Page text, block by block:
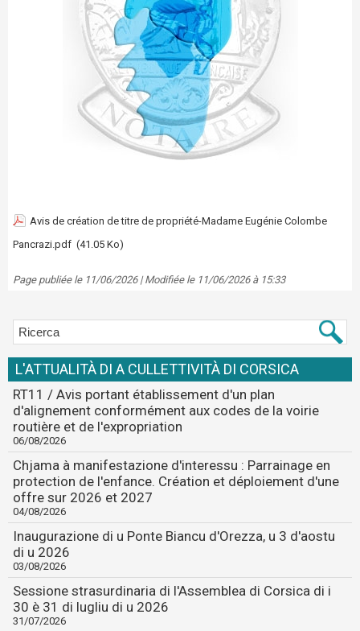
Avis de création de titre de propriété-Madame Eugénie Colombe
Pancrazi.pdf (41.05 Ko)
Page publiée le 11/06/2026 | Modifiée le 11/06/2026 à 15:33
L'ATTUALITÀ DI A CULLETTIVITÀ DI CORSICA
RT11 / Avis portant établissement d'un plan
d'alignement conformément aux codes de la voirie
routière et de l'expropriation
06/08/2026
Chjama à manifestazione d'interessu : Parrainage en
protection de l'enfance. Création et déploiement d'une
offre sur 2026 et 2027
04/08/2026
Inaugurazione di u Ponte Biancu d'Orezza, u 3 d'aostu
di u 2026
03/08/2026
Sessione strasurdinaria di l'Assemblea di Corsica di i
30 è 31 di lugliu di u 2026
31/07/2026